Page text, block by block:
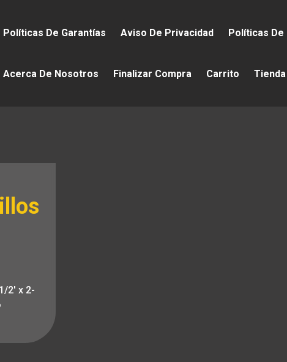
Políticas De Garantías Aviso De Privacidad Políticas De
Acerca De Nosotros Finalizar Compra Carrito
2′ x 2-